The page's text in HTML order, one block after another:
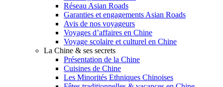
Réseau Asian Roads
Garanties et engagements Asian Roads
Avis de nos voyageurs
Voyages d’affaires en Chine
Voyage scolaire et culturel en Chine
La Chine & ses secrets
Présentation de la Chine
Cuisines de Chine
Les Minorités Ethniques Chinoises